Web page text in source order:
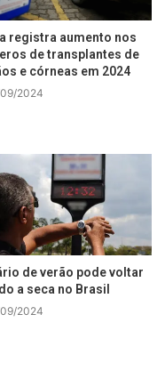
registra aumento nos
de transplantes de
e córneas em 2024
2024
de verão pode voltar
a seca no Brasil
2024